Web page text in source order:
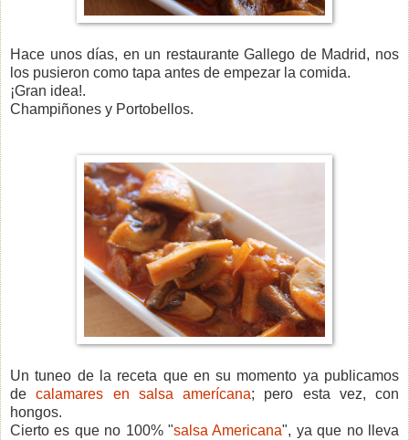
Hace unos días, en un restaurante Gallego de Madrid, nos
los pusieron como tapa antes de empezar la comida.
¡Gran idea!.
Champiñones y Portobellos.
Un tuneo de la receta que en su momento ya publicamos
decalamares en salsa amerícana; pero esta vez, con
hongos.
Cierto es que no 100% "salsa Americana", ya que no lleva